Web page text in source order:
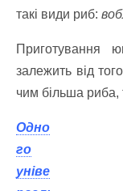
такі види риб:
Приготування
залежить від
чим більша
Одно
го
уніве